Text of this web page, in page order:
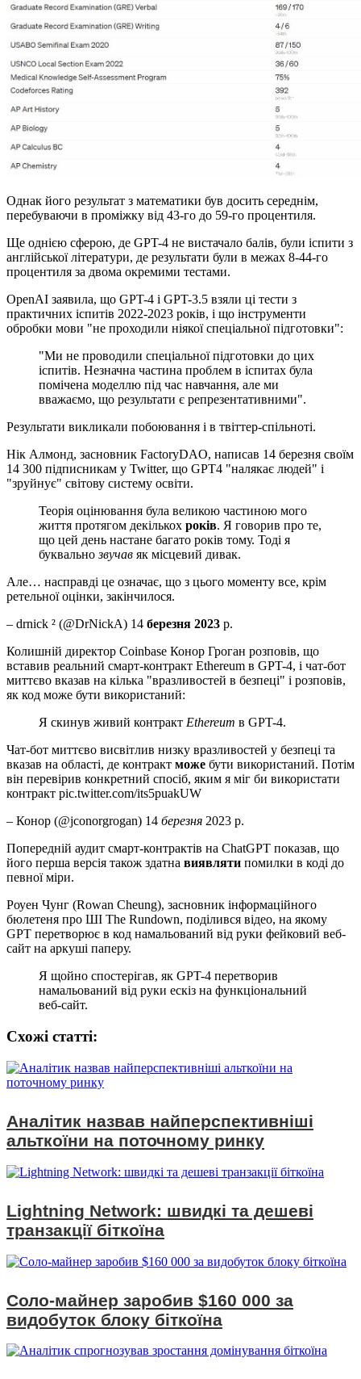
Однак його результат з математики був досить середнім,
перебуваючи в проміжку від 43-го до 59-го процентиля.
Ще однією сферою, де GPT-4 не вистачало балів, були іспити з
англійської літератури, де результати були в межах 8-44-го
процентиля за двома окремими тестами.
OpenAI заявила, що GPT-4 і GPT-3.5 взяли ці тести з
практичних іспитів 2022-2023 років, і що інструменти
обробки мови "не проходили ніякої спеціальної підготовки":
"Ми не проводили спеціальної підготовки до цих
іспитів. Незначна частина проблем в іспитах була
помічена моделлю під час навчання, але ми
вважаємо, що результати є репрезентативними".
Результати викликали побоювання і в твіттер-спільноті.
Нік Алмонд, засновник FactoryDAO, написав 14 березня своїм
14 300 підписникам у Twitter, що GPT4 "налякає людей" і
"зруйнує" світову систему освіти.
Теорія оцінювання була великою частиною мого
життя протягом декількох років. Я говорив про те,
що цей день настане багато років тому. Тоді я
буквальнозвучав як місцевий дивак.
Але… насправді це означає, що з цього моменту все, крім
ретельної оцінки, закінчилося.
– drnick ️² (@DrNickA) 14 березня 2023 р.
Колишній директор Coinbase Конор Гроган розповів, що
вставив реальний смарт-контракт Ethereum в GPT-4, і чат-бот
миттєво вказав на кілька "вразливостей в безпеці" і розповів,
як код може бути використаний:
Я скинув живий контракт Ethereum в GPT-4.
Чат-бот миттєво висвітлив низку вразливостей у безпеці та
вказав на області, де контракт може бути використаний. Потім
він перевірив конкретний спосіб, яким я міг би використати
контракт pic.twitter.com/its5puakUW
– Конор (@jconorgrogan) 14 березня 2023 р.
Попередній аудит смарт-контрактів на ChatGPT показав, що
його перша версія також здатна виявляти помилки в коді до
певної міри.
Роуен Чунг (Rowan Cheung), засновник інформаційного
бюлетеня про ШІ The Rundown, поділився відео, на якому
GPT перетворює в код намальований від руки фейковий веб-
сайт на аркуші паперу.
Я щойно спостерігав, як GPT-4 перетворив
намальований від руки ескіз на функціональний
веб-сайт.
Схожі статтi:
Аналітик назвав найперспективніші
альткоїни на поточному ринку
Lightning Network: швидкі та дешеві
транзакції біткоїна
Соло-майнер заробив $160 000 за
видобуток блоку біткоїна